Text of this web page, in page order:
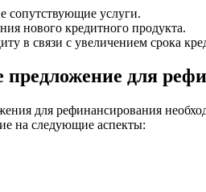
сопутствующие услуги.
нового кредитного продукта.
в связи с увеличением срока
для
для рефинансирования
на следующие аспекты: